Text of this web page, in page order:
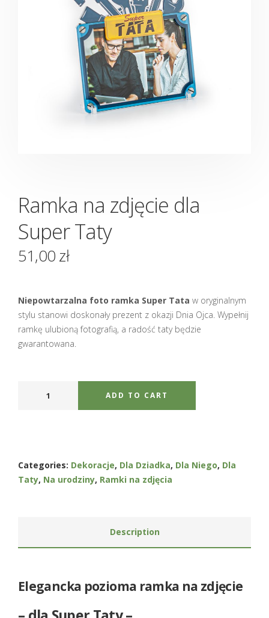
Ramka na zdjęcie dla
Super Taty
51,00zł
Niepowtarzalna foto ramka Super Tata w oryginalnym
stylu stanowi doskonały prezent z okazji Dnia Ojca. Wypełnij
ramkę ulubioną fotografią, a radość taty będzie
gwarantowana.
ADD TO CART
Categories: Dekoracje, Dla Dziadka, Dla Niego, Dla
Taty, Na urodziny, Ramki na zdjęcia
Description
Elegancka pozioma ramka na zdjęcie